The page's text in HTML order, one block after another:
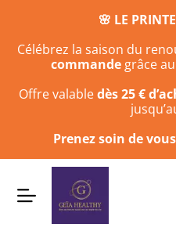
🌸 LE
Célébrez la saison du
commande grâce
Offre valabledès 25 €
Prenez soin de